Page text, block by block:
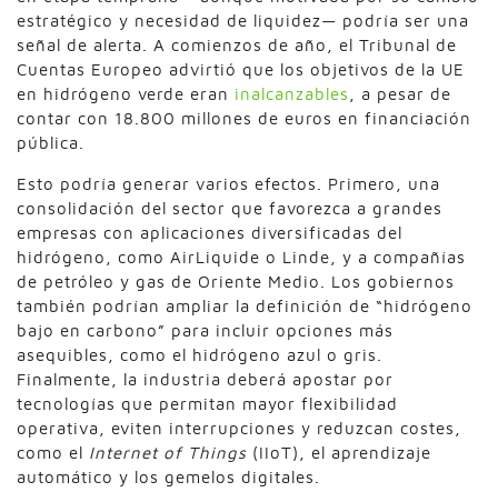
estratégico y necesidad de liquidez— podría ser una
señal de alerta. A comienzos de año, el Tribunal de
Cuentas Europeo advirtió que los objetivos de la UE
en hidrógeno verde eran inalcanzables
, a pesar de
contar con 18.800 millones de euros en financiación
pública.
Esto podría generar varios efectos. Primero, una
consolidación del sector que favorezca a grandes
empresas con aplicaciones diversificadas del
hidrógeno, como AirLiquide o Linde, y a compañías
de petróleo y gas de Oriente Medio. Los gobiernos
también podrían ampliar la definición de “hidrógeno
bajo en carbono” para incluir opciones más
asequibles, como el hidrógeno azul o gris.
Finalmente, la industria deberá apostar por
tecnologías que permitan mayor flexibilidad
operativa, eviten interrupciones y reduzcan costes,
como el Internet of Things (IIoT), el aprendizaje
automático y los gemelos digitales.